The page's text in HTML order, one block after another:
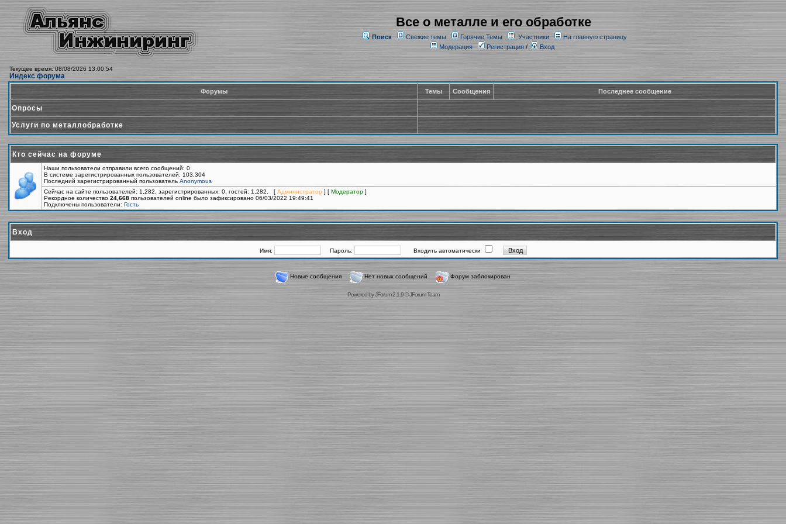
Все о металле и его обработке
Поиск Свежие темы Горячие Темы Участники
На главную страницу
Модерация
Регистрация/ Вход
Текущее время: 08/08/2026 13:00:54
Индекс форума
Форумы Темы Сообщения Последнее сообщение
Опросы
Услуги по металлобработке
Кто сейчас на форуме
Наши пользователи отправили всего сообщений: 0
В системе зарегистрированных пользователей: 103,304
Последний зарегистрированный пользователь Anonymous
Сейчас на сайте пользователей: 1,282, зарегистрированных: 0, гостей: 1,282. [ Администратор ] [ Модератор ]
Рекордное количество 24,668 пользователей online было зафиксировано 06/03/2022 19:49:41
Подключены пользователи: Гость
Вход
Имя: Пароль: Входить автоматически
Новые сообщения Нет новых сообщений Форум заблокирован
Powered byJForum 2.1.9©JForum Team